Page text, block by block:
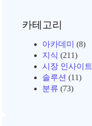
카테고리
아카데미
(8)
지식 (211)
시장 인사이트
솔루션 (11)
분류 (73)